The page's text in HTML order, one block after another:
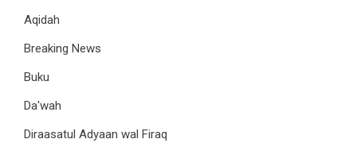
Aqidah
Breaking News
Buku
Da'wah
Diraasatul Adyaan wal Firaq